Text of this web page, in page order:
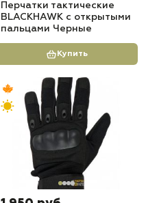
Перчатки тактические
BLACKHAWK с открытыми
пальцами Черные
Купить